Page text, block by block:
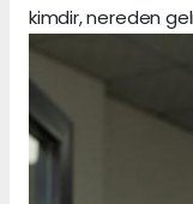
kimdir, nereden